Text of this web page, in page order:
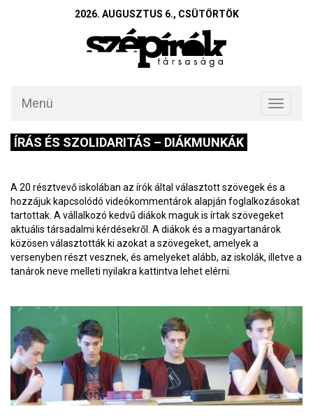
2026. AUGUSZTUS 6., CSÜTÖRTÖK
Toggle
Menü
ÍRÁS ÉS SZOLIDARITÁS – DIÁKMUNKÁK
A 20 résztvevő iskolában az írók által választott szövegek és a
hozzájuk kapcsolódó videókommentárok alapján foglalkozásokat
tartottak. A vállalkozó kedvű diákok maguk is írtak szövegeket
aktuális társadalmi kérdésekről. A diákok és a magyartanárok
közösen választották ki azokat a szövegeket, amelyek a
versenyben részt vesznek, és amelyeket alább, az iskolák, illetve a
tanárok neve melleti nyilakra kattintva lehet elérni.